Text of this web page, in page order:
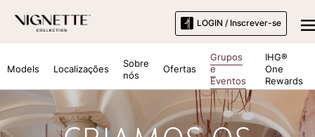
LOGIN / Inscrever-se
Models Localizações
Sobre
nós
Ofertas
Grupos
e
Eventos
IHG®
One
Rewards